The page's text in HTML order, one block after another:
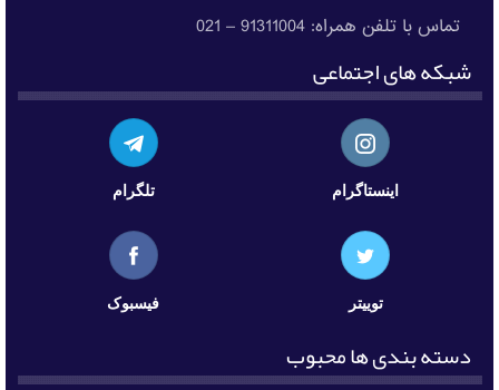
تماس با تلفن همراه: 91311004 – 021
شبکه های اجتماعی
اینستاگرام تلگرام
توییتر فیسبوک
دسته بندی ها محبوب